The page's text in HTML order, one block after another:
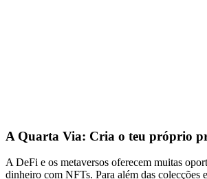
A Quarta Via: Cria o teu próprio
A DeFi e os metaversos oferecem muitas
dinheiro com NFTs. Para além das colecções